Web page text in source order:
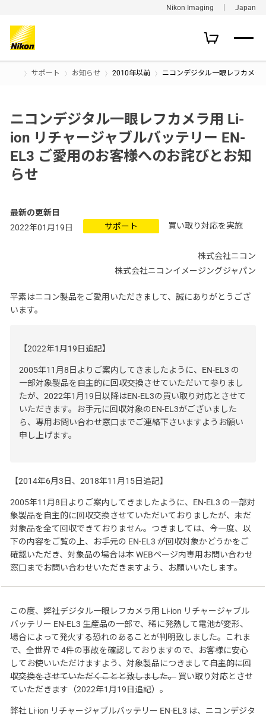
Nikon Imaging ｜ Japan
サポート お知らせ 2010年以前 ニコンデジタル一眼レフカメラ
ニコンデジタル一眼レフカメラ用 Li-
ion リチャージャブルバッテリー EN-
EL3 ご愛用のお客様へのお詫びとお知
らせ
最新の更新日
2022年01月19日
サポート 買い取り対応を実施
株式会社ニコン
株式会社ニコンイメージングジャパン
平素はニコン製品をご愛用いただきまして、誠にありがとうござ
います。
【2022年1月19日追記】
2005年11月8日よりご案内してきましたように、EN-EL3 の
一部対象製品を自主的に回収交換させていただいて参りまし
たが、2022年1月19日以降はEN-EL3の買い取り対応とさせて
いただきます。お手元に回収対象のEN-EL3がございました
ら、専用お問い合わせ窓口までご連絡下さいますようお願い
申し上げます。
【2014年6月3日、2018年11月15日追記】
2005年11月8日よりご案内してきましたように、EN-EL3 の一部対
象製品を自主的に回収交換させていただいておりましたが、未だ
対象品を全て回収できておりません。つきましては、今一度、以
下の内容をご覧の上、お手元の EN-EL3 が回収対象かどうかをご
確認いただき、対象品の場合は本 WEBページ内専用お問い合わせ
窓口までお問い合わせいただきますよう、お願いいたします。
この度、弊社デジタル一眼レフカメラ用 Li-ion リチャージャブル
バッテリー EN-EL3 生産品の一部で、稀に発熱して電池が変形、
場合によって発火する恐れのあることが判明致しました。これま
で、全世界で 4件の事故を確認しておりますので、お客様に安心
してお使いいただけますよう、対象製品につきまして自主的に回
収交換をさせていただくことと致しました。買い取り対応とさせ
ていただきます（2022年1月19日追記）。
弊社 Li-ion リチャージャブルバッテリー EN-EL3 は、ニコンデジタ